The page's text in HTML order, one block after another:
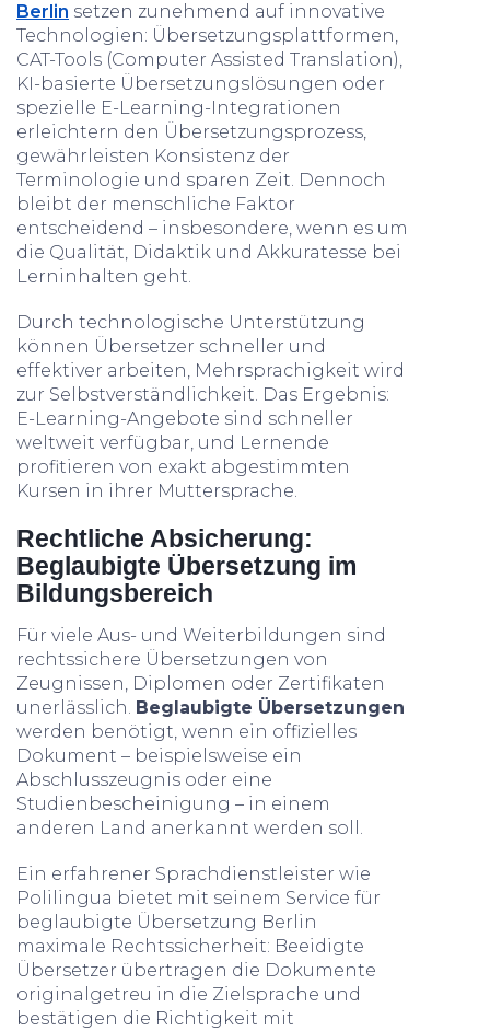
Berlin setzen zunehmend auf innovative
Technologien: Übersetzungsplattformen,
CAT-Tools (Computer Assisted Translation),
KI-basierte Übersetzungslösungen oder
spezielle E-Learning-Integrationen
erleichtern den Übersetzungsprozess,
gewährleisten Konsistenz der
Terminologie und sparen Zeit. Dennoch
bleibt der menschliche Faktor
entscheidend – insbesondere, wenn es um
die Qualität, Didaktik und Akkuratesse bei
Lerninhalten geht.
Durch technologische Unterstützung
können Übersetzer schneller und
effektiver arbeiten, Mehrsprachigkeit wird
zur Selbstverständlichkeit. Das Ergebnis:
E-Learning-Angebote sind schneller
weltweit verfügbar, und Lernende
profitieren von exakt abgestimmten
Kursen in ihrer Muttersprache.
Rechtliche Absicherung:
Beglaubigte Übersetzung im
Bildungsbereich
Für viele Aus- und Weiterbildungen sind
rechtssichere Übersetzungen von
Zeugnissen, Diplomen oder Zertifikaten
unerlässlich. Beglaubigte Übersetzungen
werden benötigt, wenn ein offizielles
Dokument – beispielsweise ein
Abschlusszeugnis oder eine
Studienbescheinigung – in einem
anderen Land anerkannt werden soll.
Ein erfahrener Sprachdienstleister wie
Polilingua bietet mit seinem Service für
beglaubigte Übersetzung Berlin
maximale Rechtssicherheit: Beeidigte
Übersetzer übertragen die Dokumente
originalgetreu in die Zielsprache und
bestätigen die Richtigkeit mit